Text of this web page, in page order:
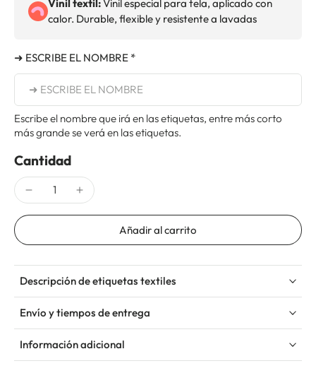
Vinil textil:Vinil especial para tela, aplicado con
calor. Durable, flexible y resistente a lavadas
➜ ESCRIBE EL NOMBRE *
Escribe el nombre que irá en las etiquetas, entre más corto
más grande se verá en las etiquetas.
Cantidad
Añadir al carrito
Descripción de etiquetas textiles
Envío y tiempos de entrega
Información adicional